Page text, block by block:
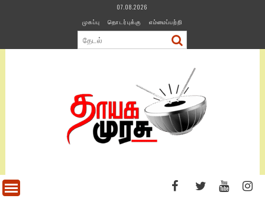
07.08.2026
முகப்பு
தொடர்புக்கு எம்மைப்பற்றி